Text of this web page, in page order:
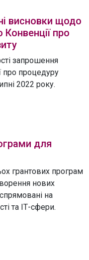
висновки щодо
про
запрошення
про процедуру
2022 року.
для
грантових програм
нових
на
та ІТ-сфери.